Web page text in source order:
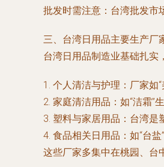
批发时需注意：台湾批发市
三、台湾日用品主要生产厂
台湾日用品制造业基础扎实
1. 个人清洁与护理：厂家如
2. 家庭清洁用品：如“洁霜”
3. 塑料与家居用品：台湾是
4. 食品相关日用品：如“台
这些厂家多集中在桃园、台